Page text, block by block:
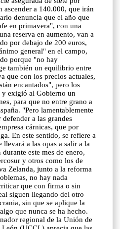
a 140.000, que irán
denuncia que el año que
en primavera", con una
reserva en aumento, van a
por debajo de 200 euros,
general" en el campo,
porque "no hay
también un equilibrio entre
que con los precios actuales,
encantados", pero los
y exigió al Gobierno un
para que no entre grano a
"Pero lamentablemente
a las grandes
cárnicas, que por
En este sentido, se refiere a
a las opas a salir a la
este mes de enero,
y otros como los de
Zelanda, junto a la reforma
no hay nada
que con firma o sin
siguen llegando del otro
sin que se aplique la
que nunca se ha hecho.
regional de la Unión de